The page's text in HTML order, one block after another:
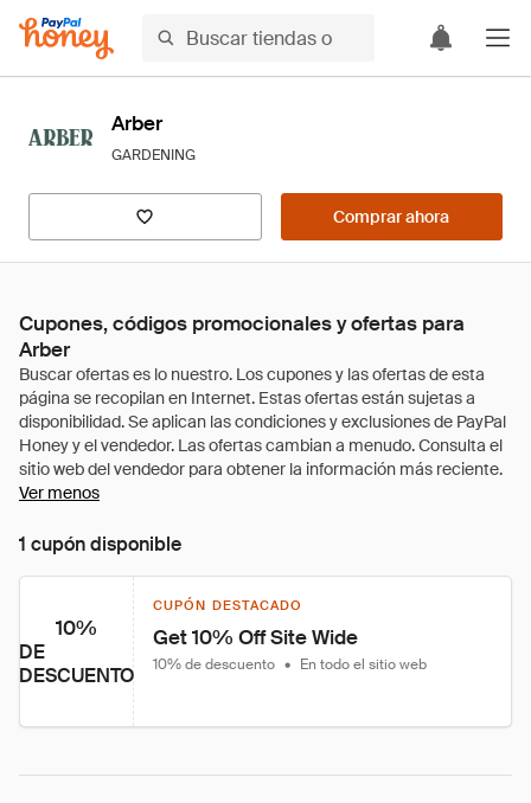
Arber
GARDENING
Comprar ahora
Cupones, códigos promocionales y ofertas para
Arber
Ver menos
1 cupón disponible
10%
DE
DESCUENTO
CUPÓN DESTACADO
Get 10% Off Site Wide
10% de descuento • En todo el sitio web